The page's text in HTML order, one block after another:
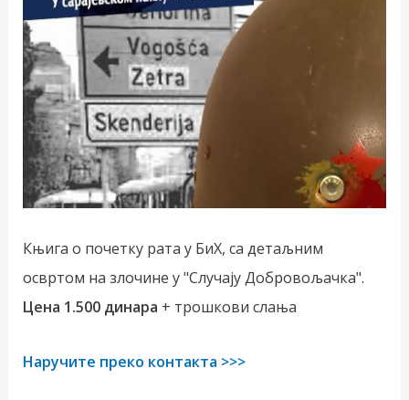
Књига о почетку рата у БиХ, са детаљним
освртом на злочине у "Случају Добровољачка".
Цена 1.500 динара + трошкови слања
Наручите преко контакта >>>